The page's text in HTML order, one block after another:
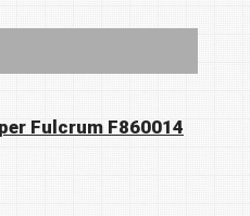
Fulcrum F860014